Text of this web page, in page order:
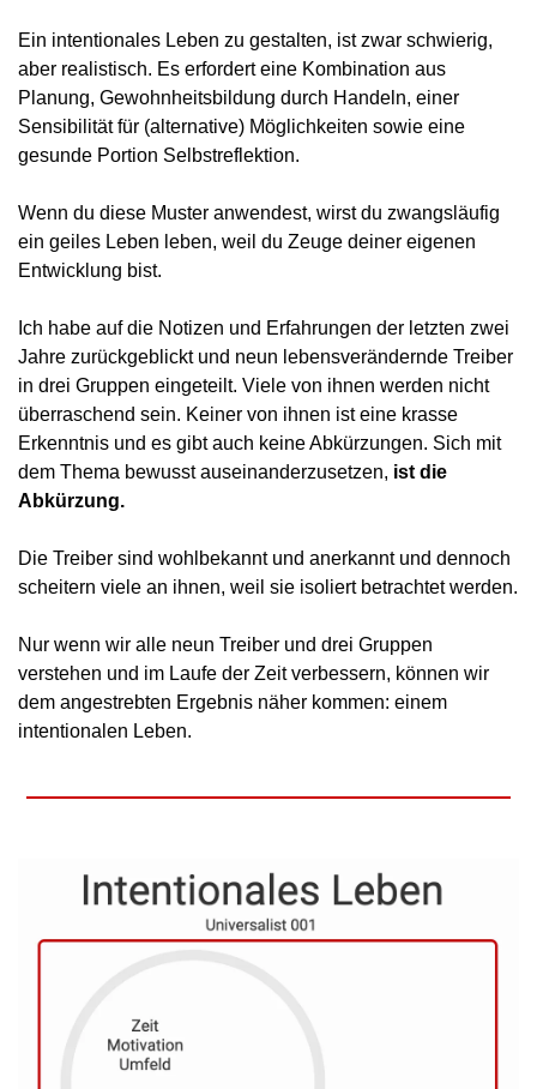
Ein intentionales Leben zu gestalten, ist zwar schwierig,
aber realistisch. Es erfordert eine Kombination aus
Planung, Gewohnheitsbildung durch Handeln, einer
Sensibilität für (alternative) Möglichkeiten sowie eine
gesunde Portion Selbstreflektion.
Wenn du diese Muster anwendest, wirst du zwangsläufig
ein geiles Leben leben, weil du Zeuge deiner eigenen
Entwicklung bist.
Ich habe auf die Notizen und Erfahrungen der letzten zwei
Jahre zurückgeblickt und neun lebensverändernde Treiber
in drei Gruppen eingeteilt. Viele von ihnen werden nicht
überraschend sein. Keiner von ihnen ist eine krasse
Erkenntnis und es gibt auch keine Abkürzungen. Sich mit
dem Thema bewusst auseinanderzusetzen, ist die
Abkürzung.
Die Treiber sind wohlbekannt und anerkannt und dennoch
scheitern viele an ihnen, weil sie isoliert betrachtet werden.
Nur wenn wir alle neun Treiber und drei Gruppen
verstehen und im Laufe der Zeit verbessern, können wir
dem angestrebten Ergebnis näher kommen: einem
intentionalen Leben.